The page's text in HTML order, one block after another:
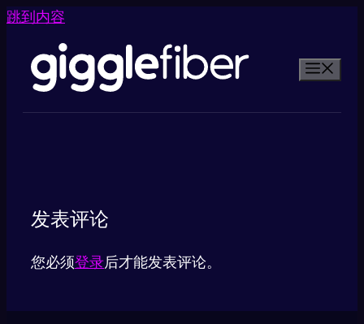
跳到内容
发表评论
您必须登录后才能发表评论。